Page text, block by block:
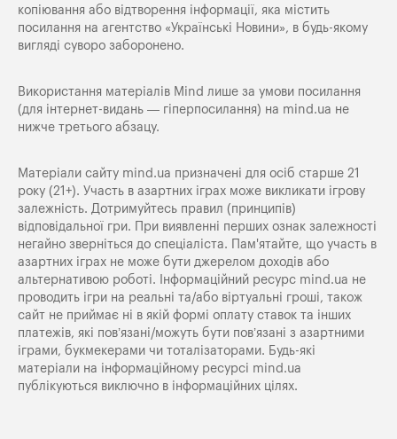
копіювання або відтворення інформації, яка містить
посилання на агентство «Українські Новини», в будь-якому
вигляді суворо заборонено.
Використання матеріалів Mind лише за умови посилання
(для інтернет-видань — гіперпосилання) на mind.ua не
нижче третього абзацу.
Матеріали сайту mind.ua призначені для осіб старше 21
року (21+). Участь в азартних іграх може викликати ігрову
залежність. Дотримуйтесь правил (принципів)
відповідальної гри. При виявленні перших ознак залежності
негайно зверніться до спеціаліста. Пам'ятайте, що участь в
азартних іграх не може бути джерелом доходів або
альтернативою роботі. Інформаційний ресурс mind.ua не
проводить ігри на реальні та/або віртуальні гроші, також
сайт не приймає ні в якій формі оплату ставок та інших
платежів, які пов’язані/можуть бути пов’язані з азартними
іграми, букмекерами чи тоталізаторами. Будь-які
матеріали на інформаційному ресурсі mind.ua
публікуються виключно в інформаційних цілях.